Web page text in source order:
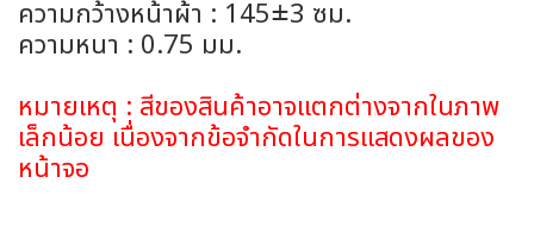
ความกว้างหน้าผ้า : 145±3 ซม.
ความหนา : 0.75 มม.
หมายเหตุ : สีของสินค้าอาจแตกต่างจากในภาพ
เล็กน้อย เนื่องจากข้อจำกัดในการแสดงผลของ
หน้าจอ